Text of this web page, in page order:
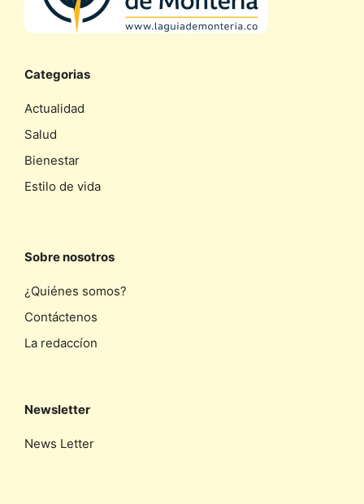
Categorias
Actualidad
Salud
Bienestar
Estilo de vida
Sobre nosotros
¿Quiénes somos?
Contáctenos
La redaccíon
Newsletter
News Letter